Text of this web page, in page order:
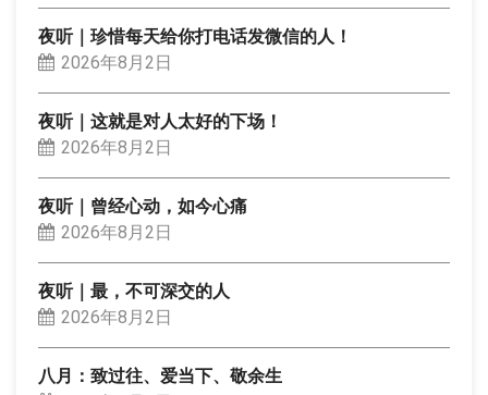
夜听｜珍惜每天给你打电话发微信的人！
2026年8月2日
夜听｜这就是对人太好的下场！
2026年8月2日
夜听｜曾经心动，如今心痛
2026年8月2日
夜听｜最，不可深交的人
2026年8月2日
八月：致过往、爱当下、敬余生